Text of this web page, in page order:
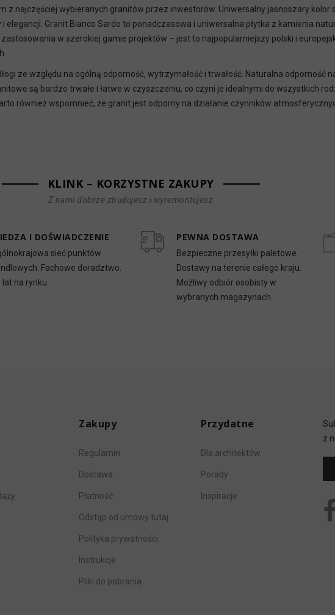
z najczęściej wybieranych granitów przez inwestorów. Uniwersalny jasnoszary kolor
elegancji. Granit Bianco Sardo to ponadczasowa i uniwersalna płytka z kamienia
w szerokiej gamie projektów – jest to najpopularniejszy polski i
ze względu na ogólną odporność, wytrzymałość i trwałość. Naturalna odporność
są bardzo trwałe i łatwe w czyszczeniu, co czyni je idealnymi do wszystkich
również wspomnieć, że granit jest odporny na działanie czynników
KLINK – KORZYSTNE ZAKUPY
Z nami dobrze zbudujesz i wyremontujesz
I DOŚWIADCZENIE
sieć punktów
Fachowe doradztwo.
lat na rynku.
PEWNA DOSTAWA
Bezpieczne przesyłki paletowe.
Dostawy na terenie całego kraju.
Możliwy odbiór osobisty w
wybranych magazynach.
Zakupy
Regulamin
Dostawa
Płatność
Odstąp od umowy tutaj
Polityka prywatności
Instrukcje
Pliki do pobrania
Przydatne
Dla architektów
Porady
Inspiracje
z